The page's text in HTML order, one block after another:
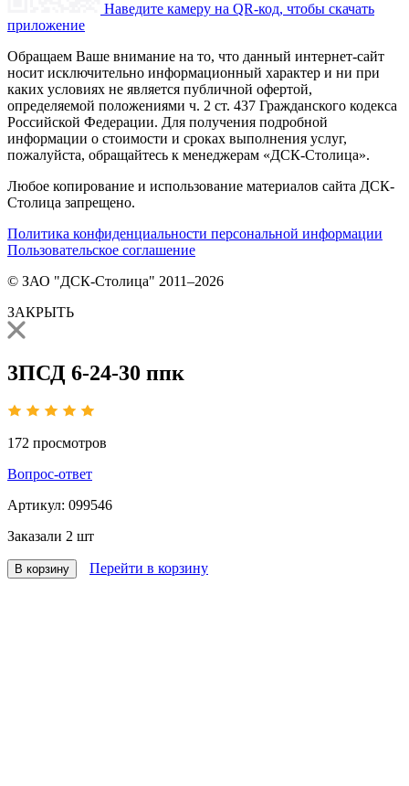
Наведите камеру на QR-код, чтобы скачать
приложение
Обращаем Ваше внимание на то, что данный интернет-сайт
носит исключительно информационный характер и ни при
каких условиях не является публичной офертой,
определяемой положениями ч. 2 ст. 437 Гражданского кодекса
Российской Федерации. Для получения подробной
информации о стоимости и сроках выполнения услуг,
пожалуйста, обращайтесь к менеджерам «ДСК-Столица».
Любое копирование и использование материалов сайта ДСК-
Столица запрещено.
Политика конфиденциальности персональной информации
Пользовательское соглашение
© ЗАО "ДСК-Столица" 2011–2026
ЗАКРЫТЬ
3ПСД 6-24-30 ппк
172 просмотров
Вопрос-ответ
Артикул: 099546
Заказали 2 шт
В корзину Перейти в корзину